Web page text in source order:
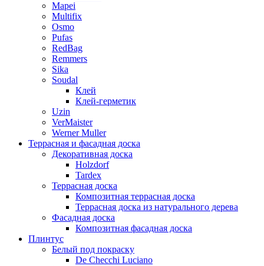
Mapei
Multifix
Osmo
Pufas
RedBag
Remmers
Sika
Soudal
Клей
Клей-герметик
Uzin
VerMaister
Werner Muller
Террасная и фасадная доска
Декоративная доска
Holzdorf
Tardex
Террасная доска
Композитная террасная доска
Террасная доска из натурального дерева
Фасадная доска
Композитная фасадная доска
Плинтус
Белый под покраску
De Checchi Luciano